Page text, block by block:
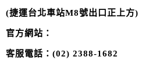
(捷運台北車站M8號出口正上方)
官方網站 ：
客服電話：(02) 2388-1682